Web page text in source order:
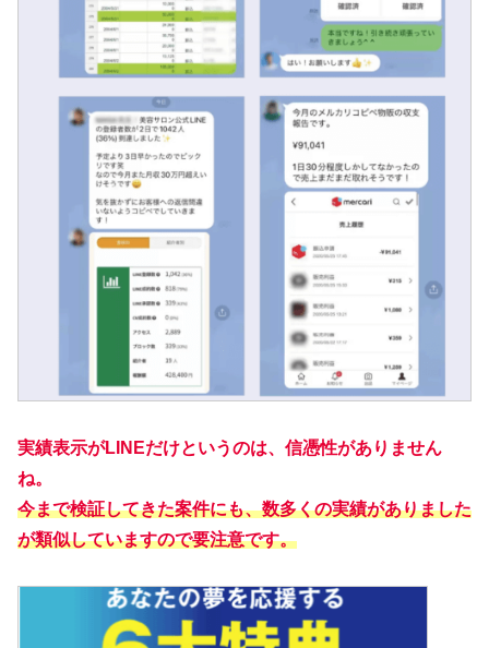
実績表示がLINEだけというのは、信憑性がありません
ね。
今まで検証してきた案件にも、数多くの実績がありました
が類似していますので要注意です。